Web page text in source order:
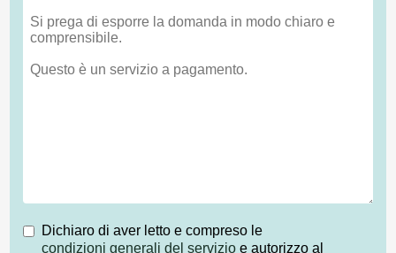
Dichiaro di aver letto e compreso le
condizioni generali del servizio e autorizzo al